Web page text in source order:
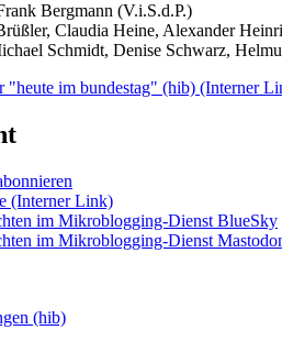
Bergmann (V.i.S.d.P.)
Claudia Heine, Alexander
Schmidt, Denise Schwarz,
"heute im bundestag" (hib) (Interner
(Interner Link)
im Mikroblogging-Dienst BlueSky
im Mikroblogging-Dienst
(hib)